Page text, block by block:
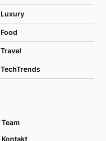
Luxury
Food
Travel
TechTrends
Team
Kontakt